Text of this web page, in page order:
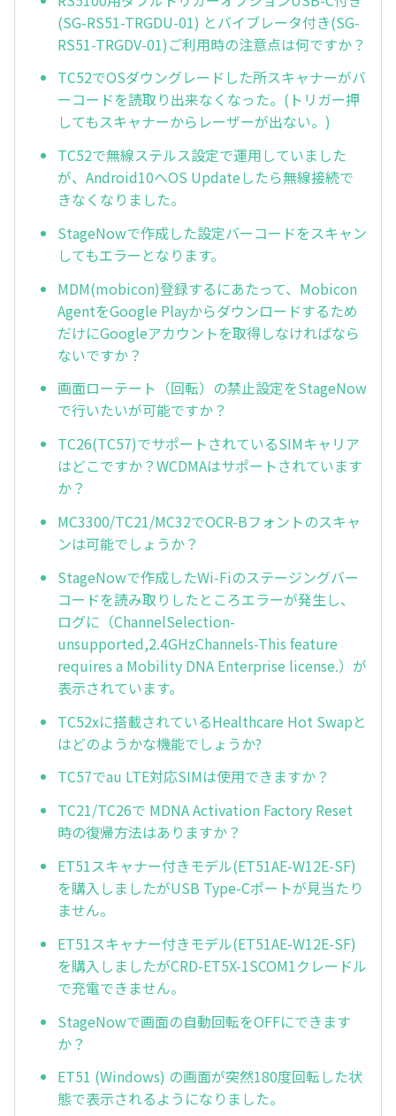
(SG-RS51-TRGDU-01) とバイブレータ付き(SG-
RS51-TRGDV-01)ご利用時の注意点は何ですか？
TC52でOSダウングレードした所スキャナーがバ
ーコードを読取り出来なくなった。(トリガー押
してもスキャナーからレーザーが出ない。)
TC52で無線ステルス設定で運用していました
が、Android10へOS Updateしたら無線接続で
きなくなりました。
StageNowで作成した設定バーコードをスキャン
してもエラーとなります。
MDM(mobicon)登録するにあたって、Mobicon
AgentをGoogle Playからダウンロードするため
だけにGoogleアカウントを取得しなければなら
ないですか？
画面ローテート（回転）の禁止設定をStageNow
で行いたいが可能ですか？
TC26(TC57)でサポートされているSIMキャリア
はどこですか？WCDMAはサポートされています
か？
MC3300/TC21/MC32でOCR-Bフォントのスキャ
ンは可能でしょうか？
StageNowで作成したWi-Fiのステージングバー
コードを読み取りしたところエラーが発生し、
ログに（ChannelSelection-
unsupported,2.4GHzChannels-This feature
requires a Mobility DNA Enterprise license.）が
表示されています。
TC52xに搭載されているHealthcare Hot Swapと
はどのようかな機能でしょうか?
TC57でau LTE対応SIMは使用できますか？
TC21/TC26で MDNA Activation Factory Reset
時の復帰方法はありますか？
ET51スキャナー付きモデル(ET51AE-W12E-SF)
を購入しましたがUSB Type-Cポートが見当たり
ません。
ET51スキャナー付きモデル(ET51AE-W12E-SF)
を購入しましたがCRD-ET5X-1SCOM1クレードル
で充電できません。
StageNowで画面の自動回転をOFFにできます
か？
ET51 (Windows) の画面が突然180度回転した状
態で表示されるようになりました。